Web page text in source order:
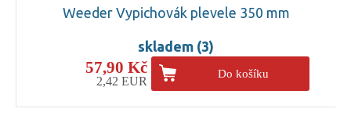
Weeder Vypichovák plevele 350 mm
skladem (3)
57,90 Kč
2,42 EUR
Do košíku